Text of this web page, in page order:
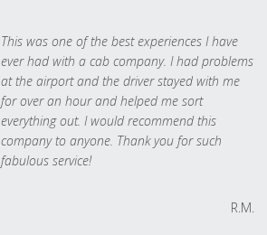
This was one of the best experiences I have
ever had with a cab company. I had problems
at the airport and the driver stayed with me
for over an hour and helped me sort
everything out. I would recommend this
company to anyone. Thank you for such
fabulous service!
R.M.